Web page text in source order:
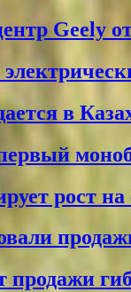
Geely
в
рост